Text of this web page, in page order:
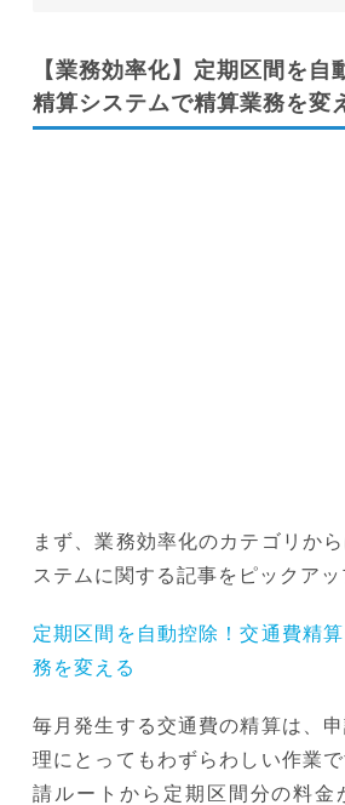
【業務効率化】定期区間を自
精算システムで精算業務を変
まず、業務効率化のカテゴリか
ステムに関する記事をピックアッ
定期区間を自動控除！交通費精
務を変える
毎月発生する交通費の精算は、
理にとってもわずらわしい作業
請ルートから定期区間分の料金